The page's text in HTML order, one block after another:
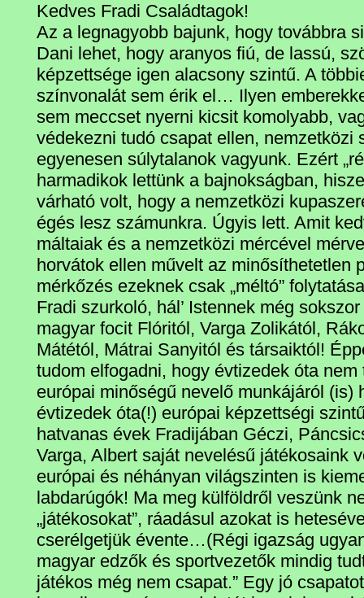
Kedves Fradi Családtagok!
Az a legnagyobb bajunk, hogy továbbra
Dani lehet, hogy aranyos fiú, de lassú,
képzettsége igen alacsony szintű. A
színvonalát sem érik el… Ilyen
sem meccset nyerni kicsit komolyabb,
védekezni tudó csapat ellen, nemzetközi
egyenesen súlytalanok vagyunk. Ezért
harmadikok lettünk a bajnokságban,
várható volt, hogy a nemzetközi
égés lesz számunkra. Úgyis lett. Amit
máltaiak és a nemzetközi mércével
horvátok ellen művelt az minősíthetetlen
mérkőzés ezeknek csak „méltó”
Fradi szurkoló, hál’ Istennek még
magyar focit Flóritól, Varga Zolikától,
Mátétól, Mátrai Sanyitól és társaiktól!
tudom elfogadni, hogy évtizedek óta
európai minőségű nevelő munkájáról (is)
évtizedek óta(!) európai képzettségi
hatvanas évek Fradijában Géczi,
Varga, Albert saját nevelésű játékosaink
európai és néhányan világszinten is
labdarúgók! Ma meg külföldről veszünk
„játékosokat”, ráadásul azokat is
cserélgetjük évente…(Régi igazság
magyar edzők és sportvezetők mindig
játékos még nem csapat.” Egy jó